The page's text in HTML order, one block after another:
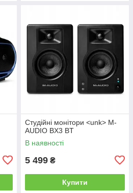
Студійні монітори <unk> M-
AUDIO BX3 BT
В наявності
5 499 ₴
Купити